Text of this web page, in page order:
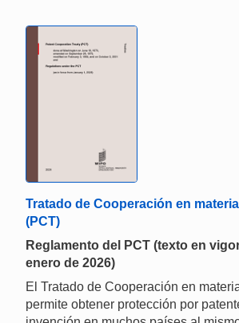
Tratado de Cooperación en
(PCT)
Reglamento del PCT (texto en
enero de 2026)
El Tratado de Cooperación en
permite obtener protección por